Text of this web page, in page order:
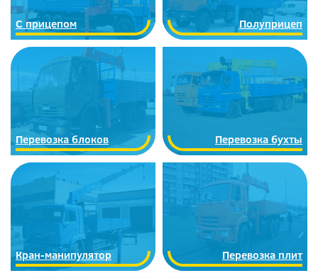
C прицепом Полуприцеп
Перевозка блоков Перевозка бухты
Кран-манипулятор Перевозка плит